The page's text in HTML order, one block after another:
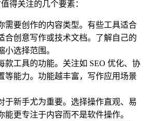
得关注的几个要素：
需要创作的内容类型。有些工具适合
合创意写作或技术文档。了解自己的
小选择范围。
款工具的功能。关注如 SEO 优化、协
等能力。功能越丰富，写作应用场景
于新手尤为重要。选择操作直观、易
能更专注于内容而不是软件操作。